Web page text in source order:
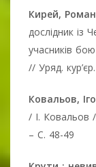
Кирей,
дослідник із
учасників
// Уряд.
Ковальов,
/ І. Ковальов
– С. 48-49